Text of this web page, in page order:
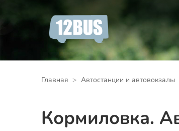
Главная Автостанции и автовокзалы
Кормиловка.